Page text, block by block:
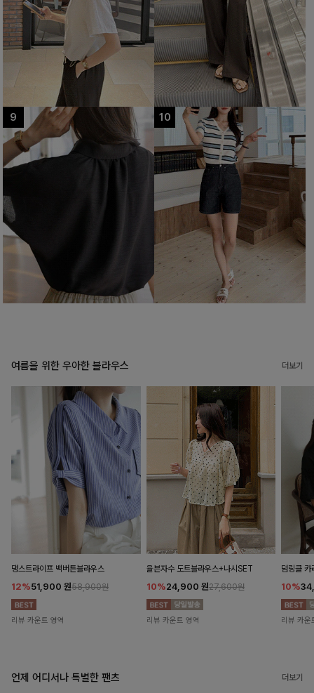
여름을 위한 우아한 블라우스 더보기
댕스트라이프 백버튼블라우스
12%51,900 원58,900원
리뷰 카운트 영역
율븐자수 도트블라우스+나시SET
10%24,900 원27,600원
리뷰 카운트 영역
덤링클 카
10%
리뷰 카운
언제 어디서나 특별한 팬츠 더보기